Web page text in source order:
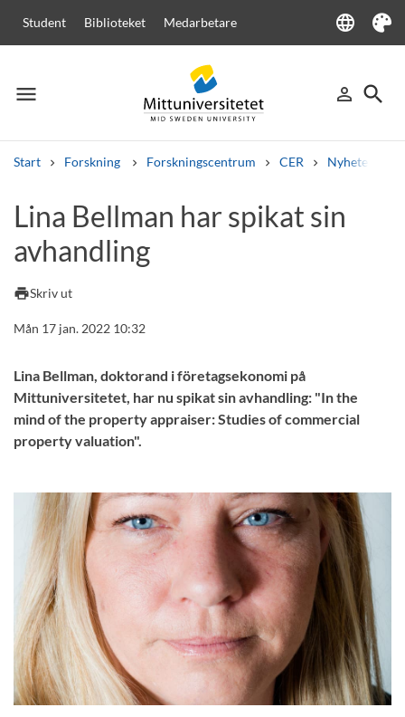
Student Biblioteket Medarbetare language
Language
Tema
menu
Meny person_outline
Logga in
search
Sök
Start Forskning Forskningscentrum CER Nyheter från
Andra söktjänster
Kurser och program
Lina Bellman har spikat sin
avhandling
printSkriv ut
Mån 17 jan. 2022 10:32
Lina Bellman, doktorand i företagsekonomi på
Mittuniversitetet, har nu spikat sin avhandling: "In the
mind of the property appraiser: Studies of commercial
property valuation".